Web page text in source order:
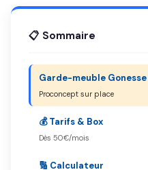
📋 Sommaire
Garde-meuble Gonesse
Proconcept sur place
💰 Tarifs & Box
Dès 50€/mois
🔢 Calculateur